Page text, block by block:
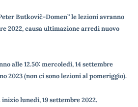
Butkovič-Domen” le lezioni avranno
2022, causa ultimazione arredi nuovo
alle 12.50: mercoledì, 14 settembre
2023 (non ci sono lezioni al pomeriggio).
lunedì, 19 settembre 2022.